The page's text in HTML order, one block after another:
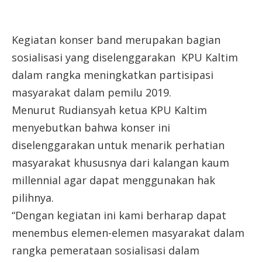
Kegiatan konser band merupakan bagian
sosialisasi yang diselenggarakan KPU Kaltim
dalam rangka meningkatkan partisipasi
masyarakat dalam pemilu 2019.
Menurut Rudiansyah ketua KPU Kaltim
menyebutkan bahwa konser ini
diselenggarakan untuk menarik perhatian
masyarakat khususnya dari kalangan kaum
millennial agar dapat menggunakan hak
pilihnya.
“Dengan kegiatan ini kami berharap dapat
menembus elemen-elemen masyarakat dalam
rangka pemerataan sosialisasi dalam